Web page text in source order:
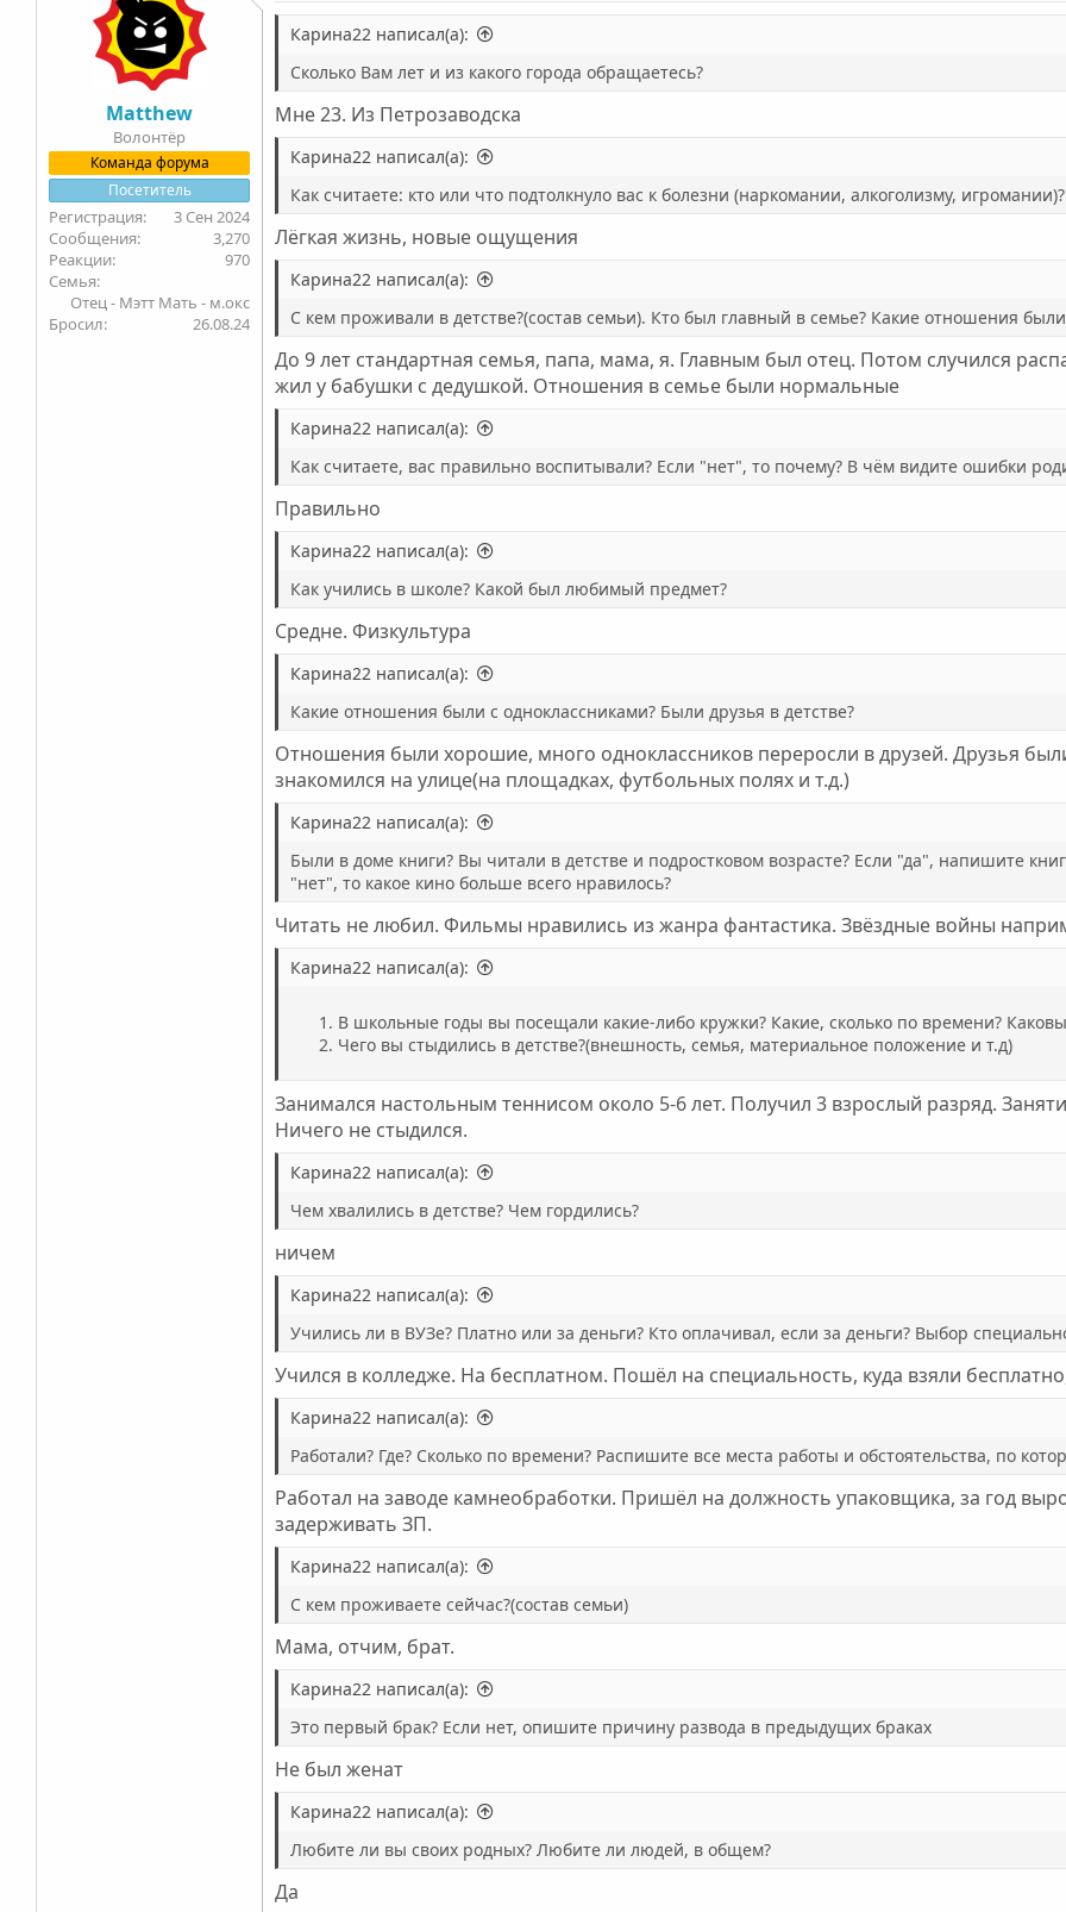
и
и
:
Matthew
Волонтëр
Команда форума
Посетитель
3 Сен 2024
3,270
970
Семья
Отец - Мэтт Мать - м.окс
Бросил
26.08.24
Карина22 написал(а):
Сколько Вам лет и из какого города обращаетесь?
Мне 23. Из Петрозаводска
Карина22 написал(а):
Как считаете: кто или что подтолкнуло вас к болезни (наркомании, алкоголизму, игромании)?
Лёгкая жизнь, новые ощущения
Карина22 написал(а):
С кем проживали в детстве?(состав семьи). Кто был главный в семье? Какие отношения
До 9 лет стандартная семья, папа, мама, я. Главным был отец. Потом случился
жил у бабушки с дедушкой. Отношения в семье были нормальные
Карина22 написал(а):
Как считаете, вас правильно воспитывали? Если "нет", то почему? В чём видите ошибки
Правильно
Карина22 написал(а):
Как учились в школе? Какой был любимый предмет?
Средне. Физкультура
Карина22 написал(а):
Какие отношения были с одноклассниками? Были друзья в детстве?
Отношения были хорошие, много одноклассников переросли в друзей. Друзья
знакомился на улице(на площадках, футбольных полях и т.д.)
Карина22 написал(а):
Были в доме книги? Вы читали в детстве и подростковом возрасте? Если "да", напишите
"нет", то какое кино больше всего нравилось?
Читать не любил. Фильмы нравились из жанра фантастика. Звёздные войны
Карина22 написал(а):
В школьные годы вы посещали какие-либо кружки? Какие, сколько по времени?
Чего вы стыдились в детстве?(внешность, семья, материальное положение и т.д)
Занимался настольным теннисом около 5-6 лет. Получил 3 взрослый разряд.
Ничего не стыдился.
Карина22 написал(а):
Чем хвалились в детстве? Чем гордились?
ничем
Карина22 написал(а):
Учились ли в ВУЗе? Платно или за деньги? Кто оплачивал, если за деньги? Выбор
Учился в колледже. На бесплатном. Пошёл на специальность, куда взяли
Карина22 написал(а):
Работали? Где? Сколько по времени? Распишите все места работы и обстоятельства, по
Работал на заводе камнеобработки. Пришёл на должность упаковщика, за год
задерживать ЗП.
Карина22 написал(а):
С кем проживаете сейчас?(состав семьи)
Мама, отчим, брат.
Карина22 написал(а):
Это первый брак? Если нет, опишите причину развода в предыдущих браках
Не был женат
Карина22 написал(а):
Любите ли вы своих родных? Любите ли людей, в общем?
Да